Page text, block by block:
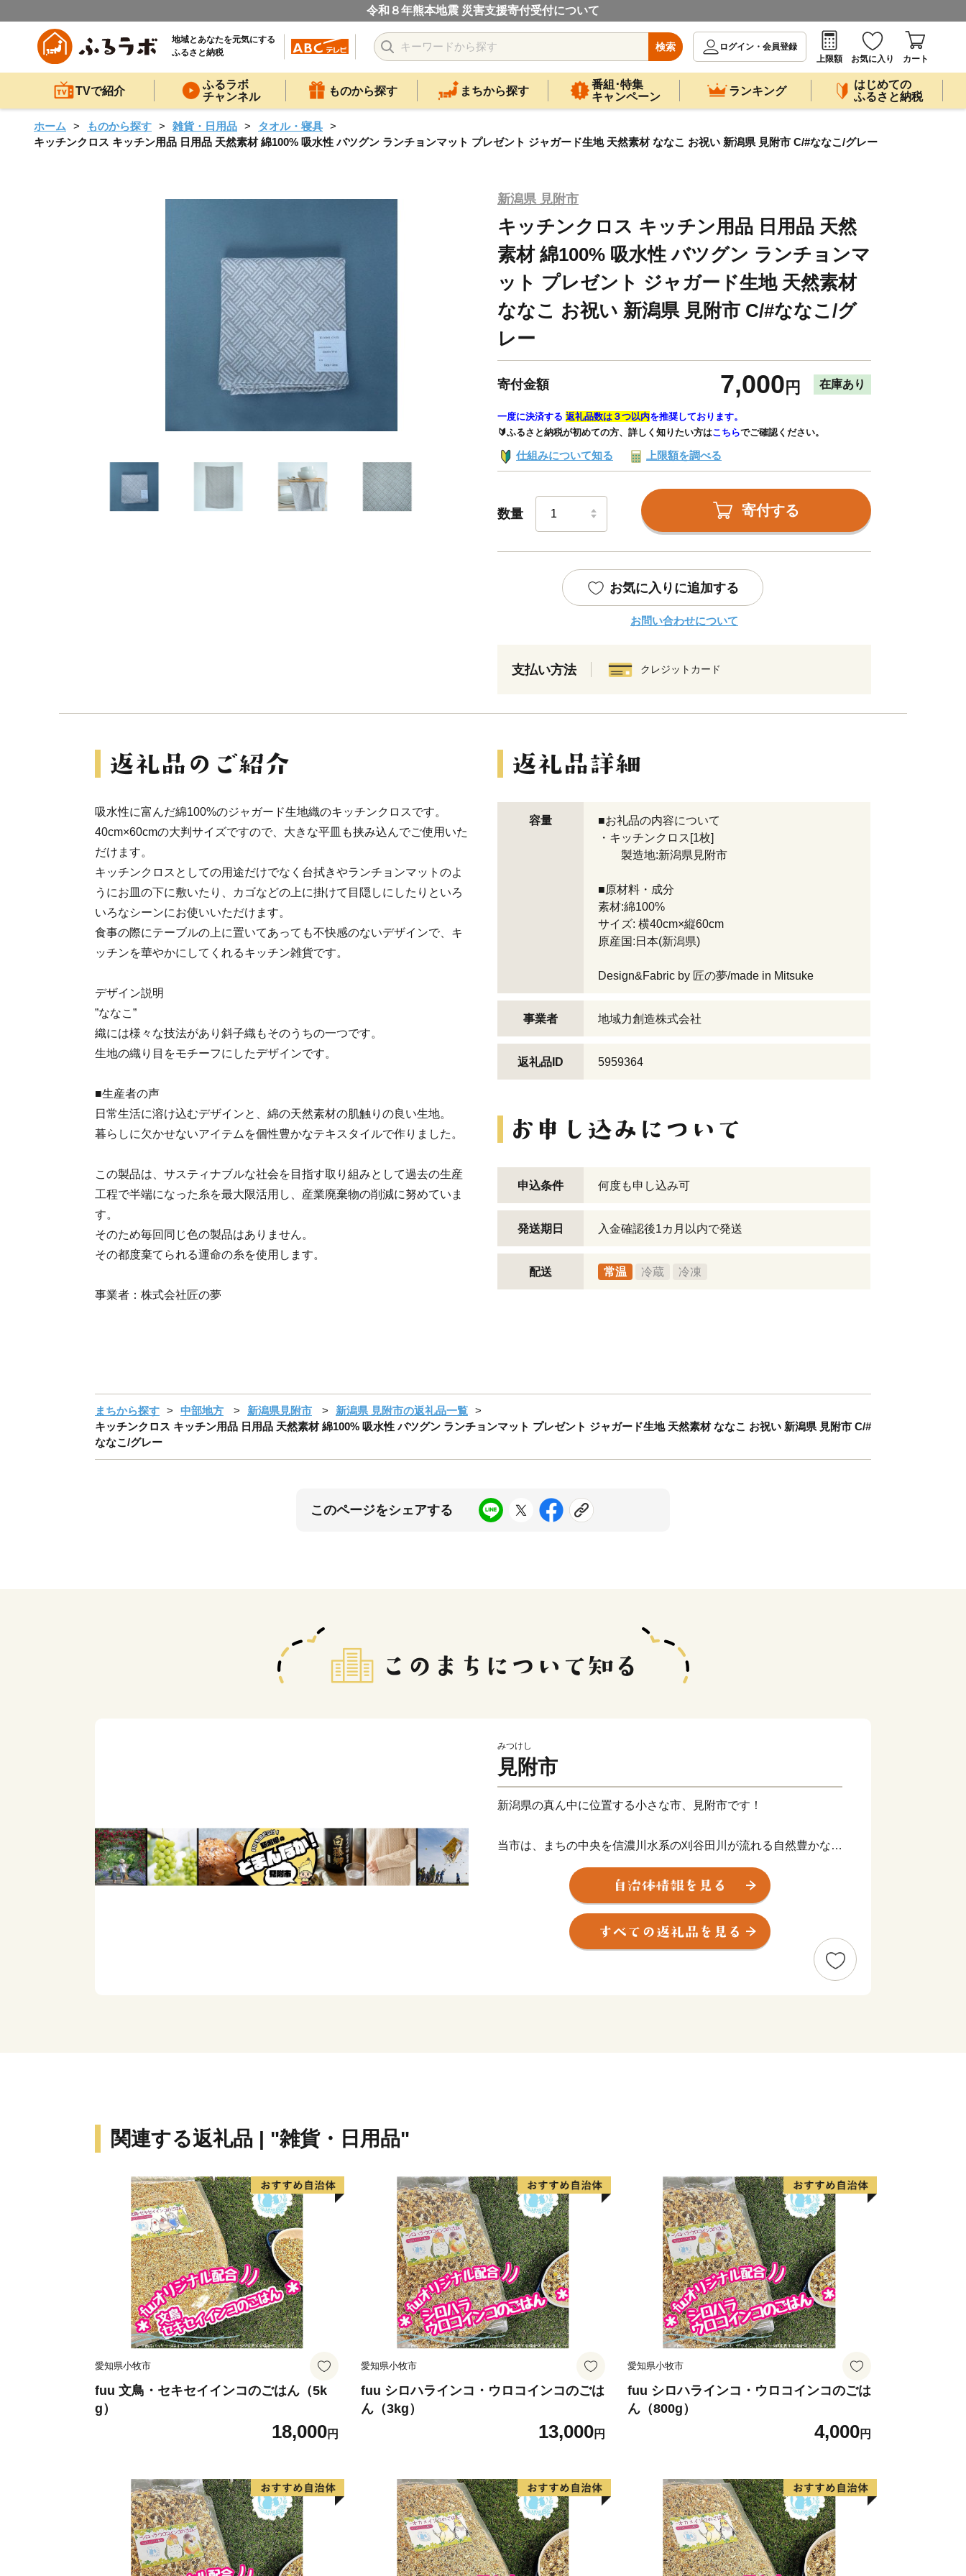
令和８年熊本地震 災害支援寄付受付について
地域とあなたを元気にする
ふるさと納税
検索
ログイン・会員登録
上限額
お気に入り カート
TVで紹介
ふるラボ
チャンネル
ものから探す まちから探す
番組･特集
キャンペーン
ランキング
はじめての
ふるさと納税
ホーム ものから探す 雑貨・日用品
タオル・寝具
キッチンクロス キッチン用品 日用品 天然素材 綿100% 吸水性 バツグン ランチョンマット プレゼント ジャガード生地 天然素材 ななこ お祝い 新潟県 見附市 C/#ななこ/グレー
新潟県 見附市
キッチンクロス キッチン用品 日用品 天然
素材 綿100% 吸水性 バツグン ランチョンマ
ット プレゼント ジャガード生地 天然素材
ななこ お祝い 新潟県 見附市 C/#ななこ/グ
レー
寄付金額 7,000 円 在庫あり
一度に決済する 返礼品数は３つ以内を推奨しております。
🔰ふるさと納税が初めての方、詳しく知りたい方はこちらでご確認ください。
仕組みについて知る 上限額を調べる
数量 寄付する
お気に入りに追加する
お問い合わせについて
支払い方法 クレジットカード
吸水性に富んだ綿100%のジャガード生地織のキッチンクロスです。
40cm×60cmの大判サイズですので、大きな平皿も挟み込んでご使用いた
だけます。
キッチンクロスとしての用途だけでなく台拭きやランチョンマットのよ
うにお皿の下に敷いたり、カゴなどの上に掛けて目隠しにしたりといろ
いろなシーンにお使いいただけます。
食事の際にテーブルの上に置いてあっても不快感のないデザインで、キ
ッチンを華やかにしてくれるキッチン雑貨です。
デザイン説明
”ななこ”
織には様々な技法があり斜子織もそのうちの一つです。
生地の織り目をモチーフにしたデザインです。
■生産者の声
日常生活に溶け込むデザインと、綿の天然素材の肌触りの良い生地。
暮らしに欠かせないアイテムを個性豊かなテキスタイルで作りました。
この製品は、サスティナブルな社会を目指す取り組みとして過去の生産
工程で半端になった糸を最大限活用し、産業廃棄物の削減に努めていま
す。
そのため毎回同じ色の製品はありません。
その都度棄てられる運命の糸を使用します。
事業者：株式会社匠の夢
容量
■お礼品の内容について
・キッチンクロス[1枚]
製造地:新潟県見附市
■原材料・成分
素材:綿100%
サイズ: 横40cm×縦60cm
原産国:日本(新潟県)
Design&Fabric by 匠の夢/made in Mitsuke
事業者 地域力創造株式会社
返礼品ID 5959364
申込条件 何度も申し込み可
発送期日 入金確認後1カ月以内で発送
配送 常温 冷蔵 冷凍
まちから探す 中部地方 新潟県見附市
新潟県 見附市の返礼品一覧
キッチンクロス キッチン用品 日用品 天然素材 綿100% 吸水性 バツグン ランチョンマット プレゼント ジャガード生地 天然素材 ななこ お祝い 新潟県 見附市 C/#
ななこ/グレー
このページをシェアする
みつけし
見附市
新潟県の真ん中に位置する小さな市、見附市です！
当市は、まちの中央を信濃川水系の刈谷田川が流れる自然豊かなま
ちです。山からの澄んだ空気と雪どけ水によって、毎年美味しい新
潟米が収穫されています。
産業面では古くから繊維の町として栄え、現在では全国有数のニッ
トの産地として、世界的な高級ブランド製品や百貨店に並ぶニット
などを生産しています。
また、全国から訪れる商人たちの肥えた舌を満足させるために、料
ご支援のお礼の品として、コシヒカリやニット製品、料亭の味の詰
め合わせなどを用意しました。ぜひ直に見附を感じていただければ
幸いです。
================================
【返礼品やお申込みに関するお問合せ先】
見附市ふるさと納税事務局
TEL：050-3355-7978
FAX：050-3488-0889
メール：mitsuke@furusato-bpo.com
営業時間 9：00～18：00（※土日祝日・年末年始期間休み）
================================
関連する返礼品 | "雑貨・日用品"
愛知県小牧市
fuu 文鳥・セキセイインコのごはん（5k
g）
18,000円
愛知県小牧市
fuu シロハラインコ・ウロコインコのごは
ん（3kg）
13,000円
愛知県小牧市
fuu シロハラインコ・ウロコインコのごは
ん（800g）
4,000円